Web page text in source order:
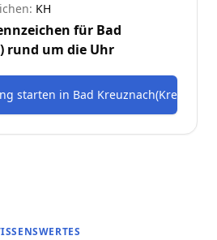
KH
für Bad
rund um die Uhr
starten in Bad Kreuznach(Kreis)